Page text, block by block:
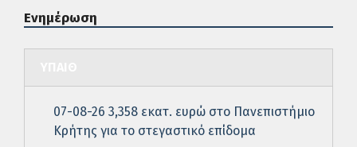
Ενημέρωση
07-08-26 3,358 εκατ. ευρώ στο Πανεπιστήμιο
Κρήτης για το στεγαστικό επίδομα